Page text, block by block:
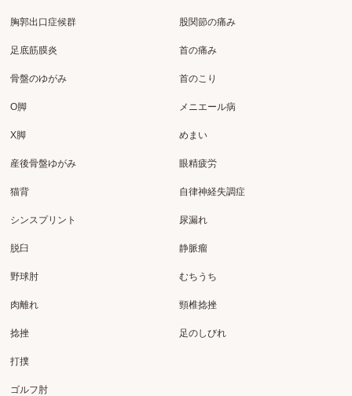
胸郭出口症候群 股関節の痛み
足底筋膜炎
骨盤のゆがみ
O脚
X脚
産後骨盤ゆがみ
猫背
シンスプリント
脱臼
野球肘
肉離れ
捻挫
首の痛み
首のこり
メニエール病
めまい
眼精疲労
自律神経失調症
尿漏れ
静脈瘤
むちうち
頸椎捻挫
足のしびれ
打撲
ゴルフ肘